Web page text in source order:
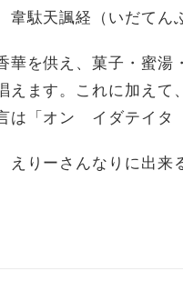
韋駄天諷経（いだてん
華を供え、菓子・蜜
えます。これに加えて
は「オン イダテイ
りーさんなりに出来